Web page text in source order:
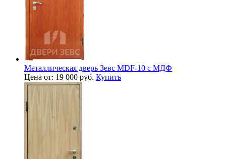
Металлическая дверь Зевс MDF-10 с МДФ
Цена от: 19 000 руб. Купить